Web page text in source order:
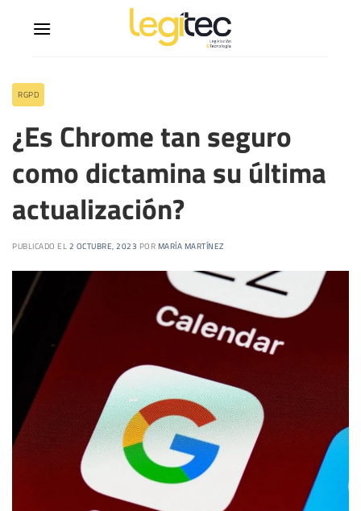
RGPD
¿Es Chrome tan seguro
como dictamina su última
actualización?
PUBLICADO EL 2 OCTUBRE, 2023 POR MARÍA MARTÍNEZ